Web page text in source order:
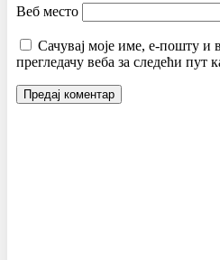
Веб место
Сачувај моје име, е-пошту и
прегледачу веба за следећи пут